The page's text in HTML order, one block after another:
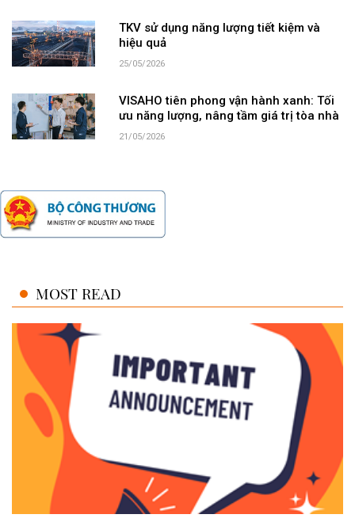
TKV sử dụng năng lượng tiết kiệm và
hiệu quả
25/05/2026
VISAHO tiên phong vận hành xanh: Tối
ưu năng lượng, nâng tầm giá trị tòa nhà
21/05/2026
MOST READ